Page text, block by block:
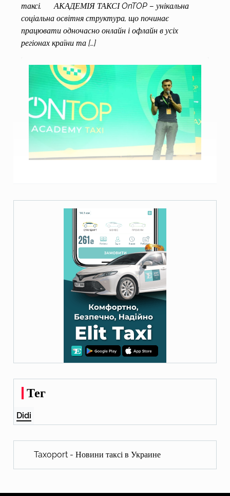
таксі. АКАДЕМІЯ ТАКСІ OnTOP – унікальна
соціальна освітня структура, що починає
працювати одночасно онлайн і офлайн в усіх
регіонах країни та […]
Тег
Didi
Taxoport - Новини таксі в Украине